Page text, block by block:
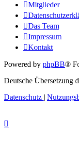
Mitglieder
Das Team
Impressum
Kontakt
Powered by phpBB®
Deutsche Übersetzung
Datenschutz